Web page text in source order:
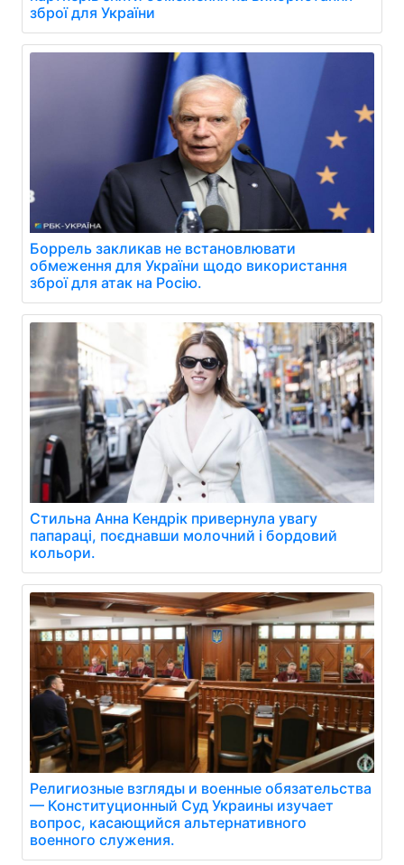
зброї для України
Боррель закликав не встановлювати
обмеження для України щодо використання
зброї для атак на Росію.
Стильна Анна Кендрік привернула увагу
папараці, поєднавши молочний і бордовий
кольори.
Религиозные взгляды и военные обязательства
— Конституционный Суд Украины изучает
вопрос, касающийся альтернативного
военного служения.